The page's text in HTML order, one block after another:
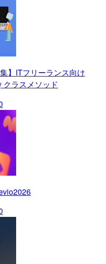
】ITフリーランス向け
クラスメソッド